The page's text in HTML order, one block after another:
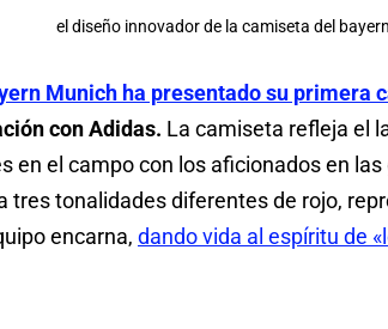
el diseño innovador de la camiseta del
Munich ha presentado su primera
con Adidas. La camiseta refleja el
en el campo con los aficionados en
tres tonalidades diferentes de rojo,
encarna, dando vida al espíritu de